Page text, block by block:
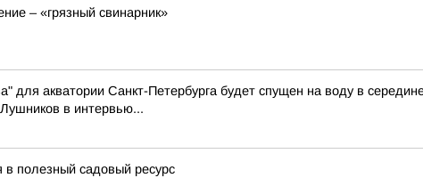
– «грязный свинарник»
для акватории Санкт-Петербурга будет спущен на воду в
в интервью...
в полезный садовый ресурс